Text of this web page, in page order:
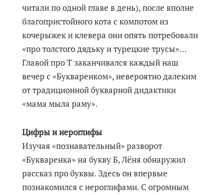
читали по одной главе в день), после вполне
благопристойного кота с компотом из
кочерыжек и клевера они опять потребовали
«про толстого дядьку и турецкие трусы»…
Главой про Т заканчивался каждый наш
вечер с «Букваренком», невероятно далеким
от традиционной букварной дидактики
«мама мыла раму».
Цифры и иероглифы
Изучая «познавательный» разворот
«Букваренка» на букву Б, Лёня обнаружил
рассказ про буквы. Здесь он впервые
познакомился с иероглифами. С огромным